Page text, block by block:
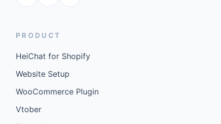
PRODUCT
HeiChat for Shopify
Website Setup
WooCommerce Plugin
Vtober